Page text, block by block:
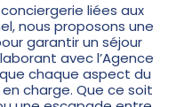
liées aux
nous proposons une
garantir un séjour
avec l’Agence
chaque aspect du
charge. Que ce soit